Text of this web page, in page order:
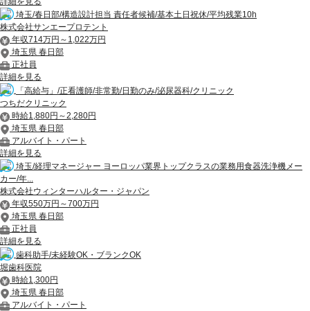
埼玉/春日部/構造設計担当 責任者候補/基本土日祝休/平均残業10h
株式会社サンエープロテント
年収714万円～1,022万円
埼玉県 春日部
正社員
詳細を見る
「高給与」/正看護師/非常勤/日勤のみ/泌尿器科/クリニック
つちだクリニック
時給1,880円～2,280円
埼玉県 春日部
アルバイト・パート
詳細を見る
埼玉/経理マネージャー ヨーロッパ業界トップクラスの業務用食器洗浄機メー
カー/年...
株式会社ウィンターハルター・ジャパン
年収550万円～700万円
埼玉県 春日部
正社員
詳細を見る
歯科助手/未経験OK・ブランクOK
堀歯科医院
時給1,300円
埼玉県 春日部
アルバイト・パート